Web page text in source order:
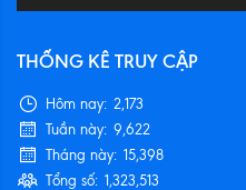
THỐNG KÊ TRUY CẬP
Hôm nay: 2,173
Tuần này: 9,622
Tháng này: 15,398
Tổng số: 1,323,513